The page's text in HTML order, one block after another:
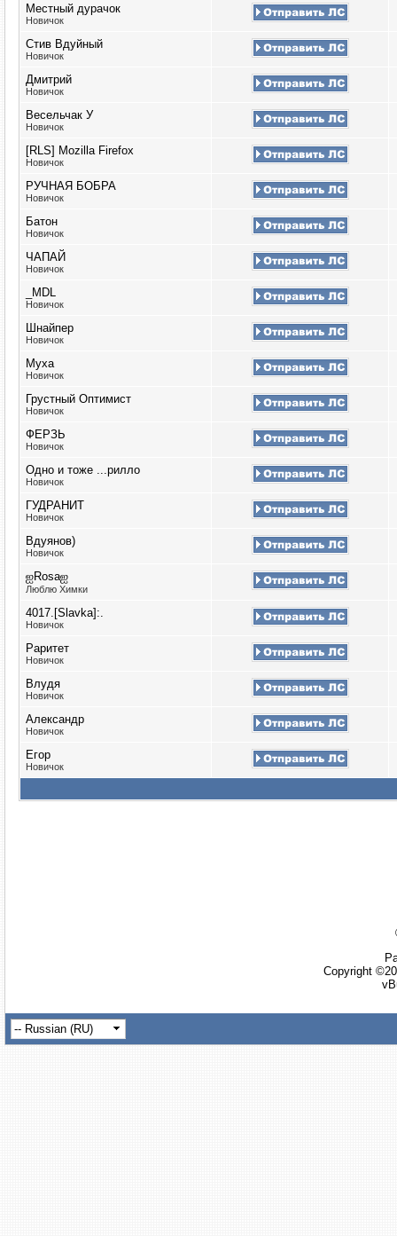
Местный дурачок
Новичок
Стив Вдуйный
Новичок
Дмитрий
Новичок
Весельчак У
Новичок
[RLS] Mozilla Firefox
Новичок
РУЧНАЯ БОБРА
Новичок
Батон
Новичок
ЧАПАЙ
Новичок
_MDL
Новичок
Шнайпер
Новичок
Муха
Новичок
Грустный Оптимист
Новичок
ФЕРЗЬ
Новичок
Одно и тоже ...рилло
Новичок
ГУДРАНИТ
Новичок
Вдуянов)
Новичок
ஐRosaஐ
Люблю Химки
4017.[Slavka]:.
Новичок
Раритет
Новичок
Влудя
Новичок
Александр
Новичок
Егор
Новичок
Copyright